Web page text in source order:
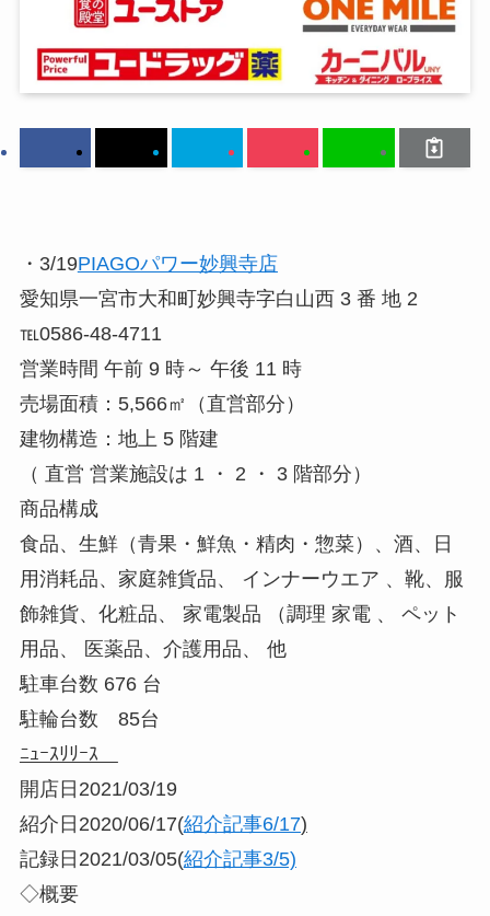
・3/19PIAGOパワー妙興寺店
愛知県一宮市大和町妙興寺字白山西 3 番 地 2
℡0586-48-4711
営業時間 午前 9 時～ 午後 11 時
売場面積：5,566㎡（直営部分）
建物構造：地上 5 階建
（ 直営 営業施設は 1 ・ 2 ・ 3 階部分）
商品構成
食品、生鮮（青果・鮮魚・精肉・惣菜）、酒、日
用消耗品、家庭雑貨品、 インナーウエア 、靴、服
飾雑貨、化粧品、 家電製品 （調理 家電 、 ペット
用品、 医薬品、介護用品、 他
駐車台数 676 台
駐輪台数 85台
ﾆｭｰｽﾘﾘｰｽ
開店日2021/03/19
紹介日2020/06/17(紹介記事6/17)
記録日2021/03/05(紹介記事3/5)
◇概要